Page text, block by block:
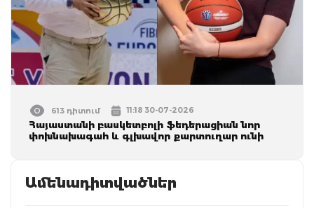
613 դիտում 11:18 30-07-2026
Հայաստանի բասկետբոլի ֆեդերացիան նոր
փոխնախագահ և գլխավոր քարտուղար ունի
Ամենադիտվածներ